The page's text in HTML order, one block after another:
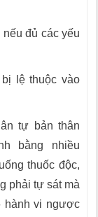
đủ các yếu
lệ thuộc vào
tự bản thân
bằng nhiều
thuốc độc,
phải tự sát mà
hành vi ngược